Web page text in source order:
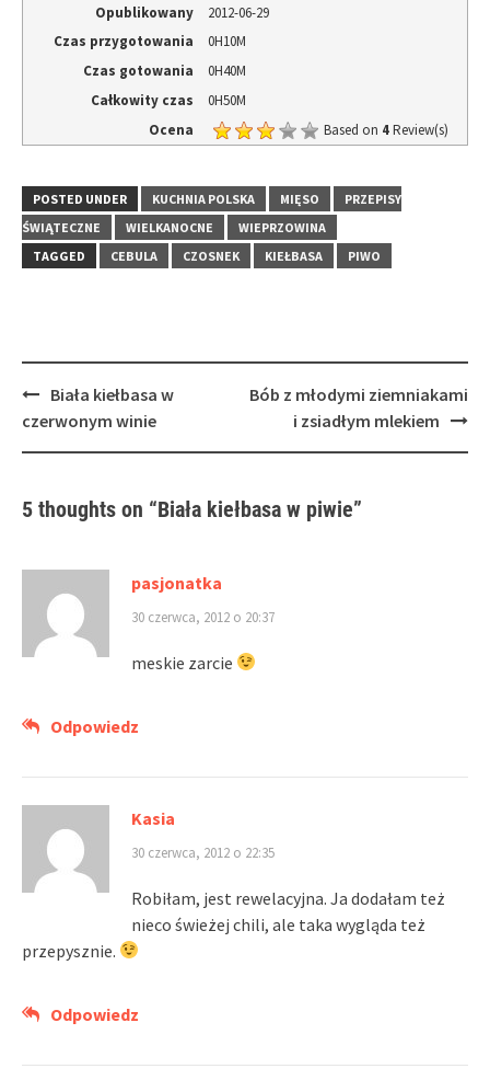
Opublikowany
2012-06-29
Czas przygotowania
0H10M
Czas gotowania
0H40M
Całkowity czas
0H50M
Ocena
Based on 4Review(s)
POSTED UNDER KUCHNIA POLSKA MIĘSO
PRZEPISY
ŚWIĄTECZNE
WIELKANOCNE
WIEPRZOWINA
TAGGED
CEBULA CZOSNEK KIEŁBASA PIWO
Post
navigation
Biała kiełbasa w
czerwonym winie
Bób z młodymi ziemniakami
i zsiadłym mlekiem
5 thoughts on “Biała kiełbasa w piwie”
pasjonatka
30 czerwca, 2012 o 20:37
meskie zarcie
Odpowiedz
Kasia
30 czerwca, 2012 o 22:35
Robiłam, jest rewelacyjna. Ja dodałam też
nieco świeżej chili, ale taka wygląda też
przepysznie.
Odpowiedz